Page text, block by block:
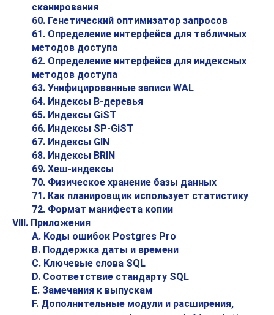
сканирования
60. Генетический оптимизатор запросов
61. Определение интерфейса для табличных
методов доступа
62. Определение интерфейса для индексных
методов доступа
63. Унифицированные записи WAL
64. Индексы B-деревья
65. Индексы GiST
66. Индексы SP-GiST
67. Индексы GIN
68. Индексы BRIN
69. Хеш-индексы
70. Физическое хранение базы данных
71. Как планировщик использует статистику
72. Формат манифеста копии
VIII. Приложения
A. Коды ошибок Postgres Pro
B. Поддержка даты и времени
C. Ключевые слова SQL
D. Соответствие стандарту SQL
E. Замечания к выпускам
F. Дополнительные модули и расширения,